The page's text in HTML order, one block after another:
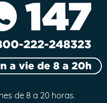
de 8 a 20 horas.